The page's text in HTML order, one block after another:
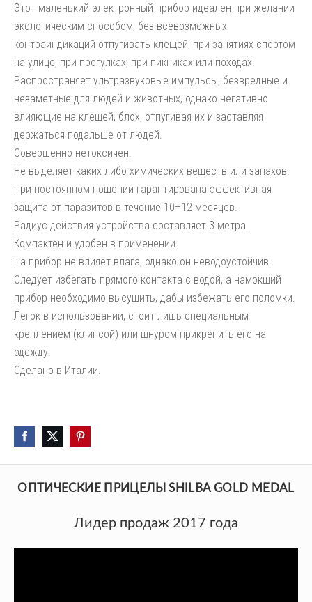
ОПТИЧЕСКИЕ ПРИЦЕЛЫ SHILBA GOLD MEDAL
Лидер продаж 2017 года
Этот маленький электронный прибор идеален при желании
экологическим способом, без всевозможных
контраиндикаций отпугивать клещей, при занятиях спортом
на улице, при прогулках, при пикниках или походах.
Распространяет ультразвуковые импульсы, безвредные и
незаметные для людей и животных, однако негативно
влияющие на клещей, блох, отпугивая их и заставляя
держаться подальше от людей.
Совершенно нетоксичен.
Не выделяет каких-либо химических веществ или запахов.
При постоянном ношении гарантирована эффективная
защита от паразитов в течение 10–12 месяцев.
Радиус действия устройства составляет 3 метра.
Компактен и удобен в применении.
На прибор не влияет влага, однако он неводоустойчив.
Следует избегать прямого контакта с водой, а намокший
прибор необходимо высушить, дабы избежать его поломки.
Легок в использовании, стоит лишь специальным
креплением (клипсой) или шнуром прикрепить его на
одежду.
Сделано в Италии.